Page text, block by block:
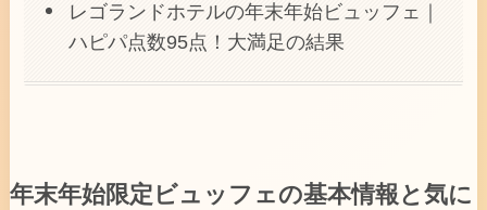
レゴランドホテルの年末年始ビュッフェ｜
ハピパ点数95点！大満足の結果
年末年始限定ビュッフェの基本情報と気に